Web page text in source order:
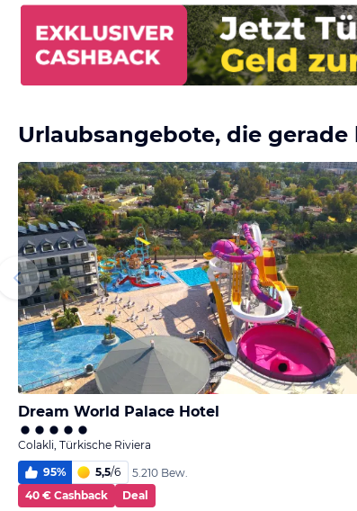
Urlaubsangebote, die
Dream World Palace Hotel
Colakli, Türkische Riviera
95% 5,5/6
5.210 Bew.
40 € Cashback
Deal